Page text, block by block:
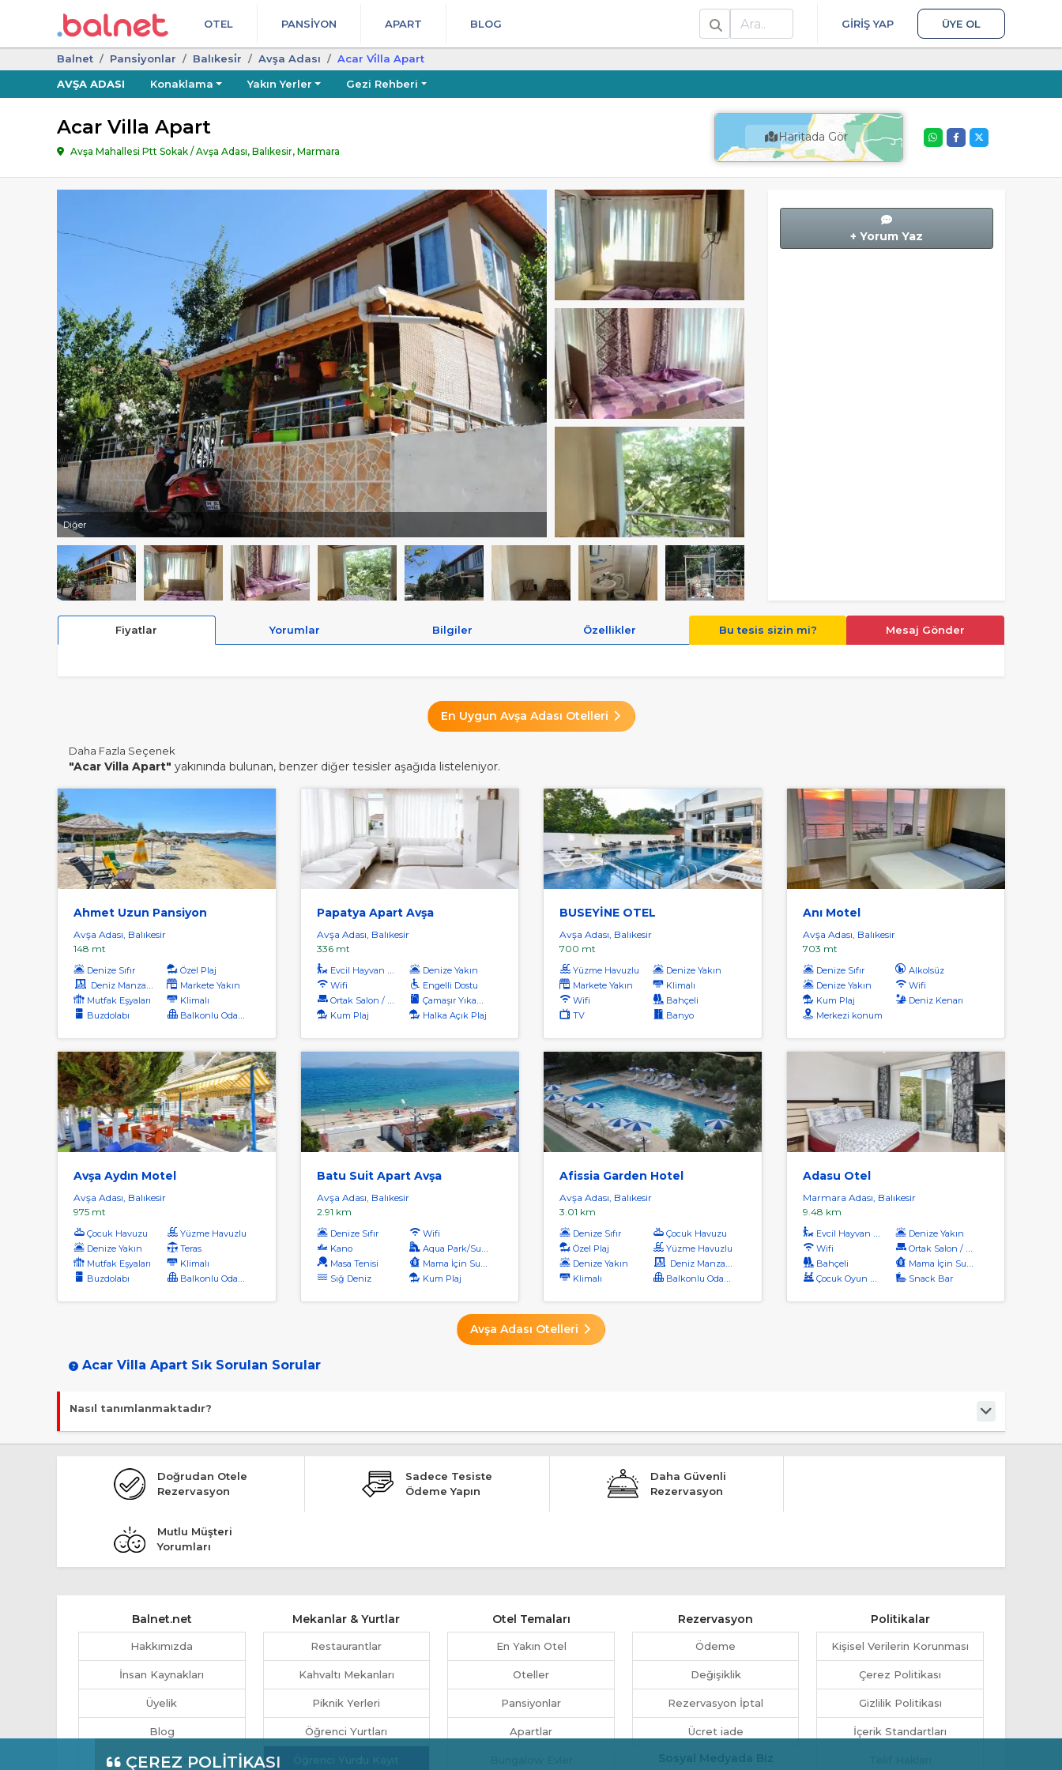
OTEL PANSIYON APART BLOG
Ara
GIRIŞ YAP ÜYE OL
ÇEREZ POLİTİKASI
Balnet Pansi̇yonlar Balıkesi̇r Avşa Adası
Acar Vi̇lla Apart
AVŞA ADASI
Konaklama Yakın Yerler Gezi Rehberi
Acar Villa Apart
Avşa Mahallesi Ptt Sokak / Avşa Adası, Balıkesir, Marmara
Haritada Gör
Diğer
+ Yorum Yaz
Fiyatlar Yorumlar Bilgiler Özellikler Bu tesis sizin mi? Mesaj Gönder
En Uygun Avşa Adası Otelleri
Daha Fazla Seçenek
"Acar Villa Apart" yakınında bulunan, benzer diğer tesisler aşağıda listeleniyor.
Ahmet Uzun Pansiyon
Avşa Adası, Balıkesir
148 mt
Denize Sıfır
Özel Plaj
Deniz Manzaralı
Markete Yakın
Mutfak Eşyaları
Klimalı
Buzdolabı
Balkonlu Odalar
Papatya Apart Avşa
Avşa Adası, Balıkesir
336 mt
Evcil Hayvan Kabul
Denize Yakın
Wifi
Engelli Dostu
Ortak Salon / Tv Alanı
Çamaşır Yıkama
Kum Plaj
Halka Açık Plaj
BUSEYİNE OTEL
Avşa Adası, Balıkesir
700 mt
Yüzme Havuzlu
Denize Yakın
Markete Yakın
Klimalı
Wifi
Bahçeli
TV
Banyo
Anı Motel
Avşa Adası, Balıkesir
703 mt
Denize Sıfır
Alkolsüz
Denize Yakın
Wifi
Kum Plaj
Deniz Kenarı
Merkezi konum
Avşa Aydın Motel
Avşa Adası, Balıkesir
975 mt
Çocuk Havuzu
Yüzme Havuzlu
Denize Yakın
Teras
Mutfak Eşyaları
Klimalı
Buzdolabı
Balkonlu Odalar
Batu Suit Apart Avşa
Avşa Adası, Balıkesir
2.91 km
Denize Sıfır
Wifi
Kano
Aqua Park/Su Parkı
Masa Tenisi
Mama İçin Su Isıtıcı
Sığ Deniz
Kum Plaj
Afissia Garden Hotel
Avşa Adası, Balıkesir
3.01 km
Denize Sıfır
Çocuk Havuzu
Özel Plaj
Yüzme Havuzlu
Denize Yakın
Deniz Manzaralı
Klimalı
Balkonlu Odalar
Adasu Otel
Marmara Adası, Balıkesir
9.48 km
Evcil Hayvan Kabul
Denize Yakın
Wifi
Ortak Salon / Tv Alanı
Bahçeli
Mama İçin Su Isıtıcı
Çocuk Oyun Alanı
Snack Bar
Avşa Adası Otelleri
Acar Villa Apart Sık Sorulan Sorular
Nasıl tanımlanmaktadır?
Tesis Apart Otel statüsündedir.
Doğrudan Otele
Rezervasyon
Sadece Tesiste
Ödeme Yapın
Daha Güvenli
Rezervasyon
Mutlu Müşteri
Yorumları
Balnet.net
Hakkımızda
İnsan Kaynakları
Üyelik
Blog
Otel Yönetimi
Mekanlar & Yurtlar
Restaurantlar
Kahvaltı Mekanları
Piknik Yerleri
Öğrenci Yurtları
Otel Temaları
En Yakın Otel
Oteller
Pansiyonlar
Apartlar
Rezervasyon
Ödeme
Değişiklik
Rezervasyon İptal
Ücret iade
Politikalar
Kişisel Verilerin Korunması
Çerez Politikası
Gizlilik Politikası
İçerik Standartları